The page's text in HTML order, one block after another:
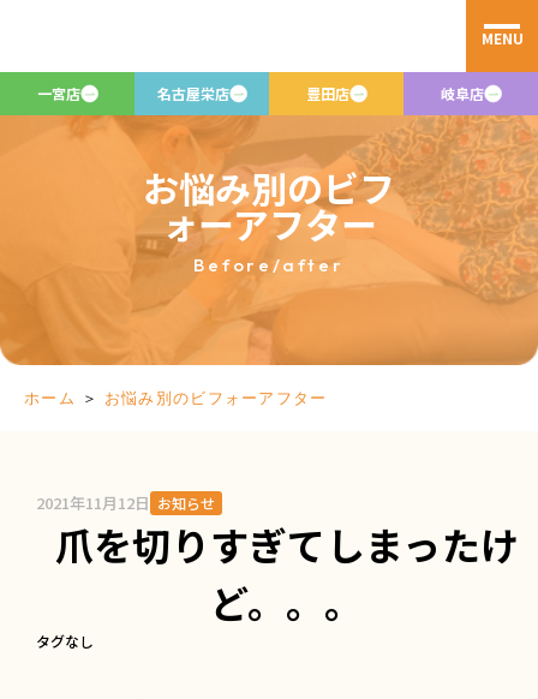
MENU
一宮店 名古屋栄店 豊田店 岐阜店
お悩み別のビフ
ォーアフター
Before/after
ホーム ＞ お悩み別のビフォーアフター
2021年11月12日 お知らせ
爪を切りすぎてしまったけ
ど。。。
タグなし